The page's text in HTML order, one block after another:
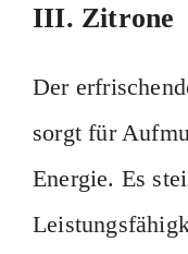
III. Zitrone
Der
sorgt für
Energie. Es